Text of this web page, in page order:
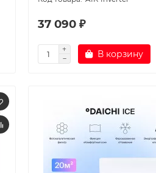
37 090 ₽
В корзину